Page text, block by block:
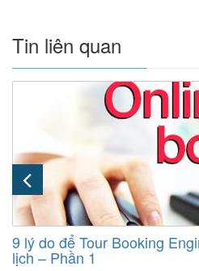
Tin liên quan
9 lý do để Tour Booking
lịch – Phần 1